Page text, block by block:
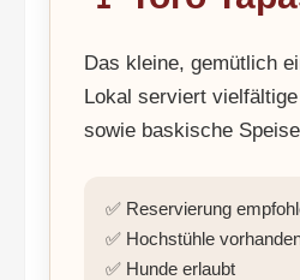
Das kleine, gemütlich
Lokal serviert
sowie baskische
✅ Reservierung
✅ Hochstühle
✅ Hunde erlaubt